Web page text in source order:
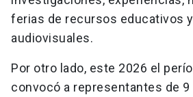
ferias de recursos educativos
audiovisuales.
Por otro lado, este 2026 el
convocó a representantes de